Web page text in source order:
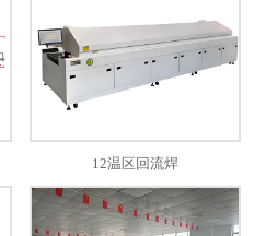
12温区回流焊